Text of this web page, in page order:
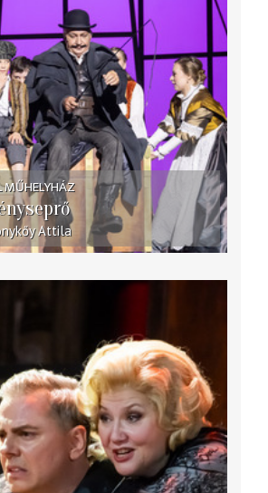
MŰHELYHÁZ
Attila